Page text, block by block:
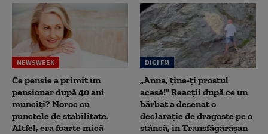
NEWSWEEK
Ce pensie a primit un
pensionar după 40 ani
munciți? Noroc cu
punctele de stabilitate.
Altfel, era foarte mică
DIGI FM
„Anna, ţine-ţi prostul
acasă!" Reacţii după ce un
bărbat a desenat o
declaraţie de dragoste pe o
stâncă, în Transfăgărăşan